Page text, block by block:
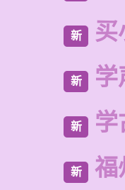
新 买
新 学
新 学
新 福